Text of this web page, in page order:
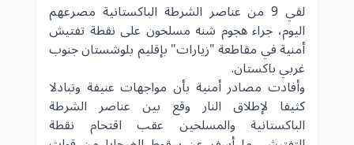
لقي 9 من عناصر الشرطة الباكستانية مصرعهم
اليوم، جراء هجوم شنه مسلحون على نقطة تفتيش
أمنية في مقاطعة "زيارات" بإقليم بلوشستان جنوب
غربي باكستان.
وأفادت مصادر أمنية بأن مواجهات عنيفة وتبادلا
كثيفا لإطلاق النار وقع بين عناصر الشرطة
الباكستانية والمسلحين عقب اقتحام نقطة